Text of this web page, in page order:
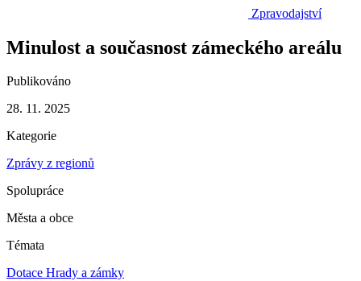
Zpravodajství
Minulost a současnost zámeckého areálu
Publikováno
28. 11. 2025
Kategorie
Zprávy z regionů
Spolupráce
Města a obce
Témata
Dotace Hrady a zámky